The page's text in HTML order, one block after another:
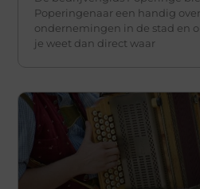
Poperingenaar een handig
ondernemingen in de stad en
je weet dan direct waar